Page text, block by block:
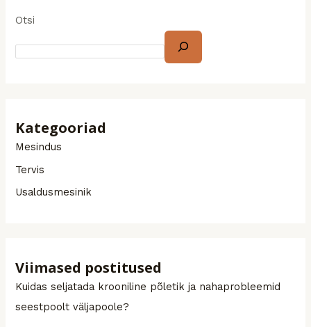
Otsi
Kategooriad
Mesindus
Tervis
Usaldusmesinik
Viimased postitused
Kuidas seljatada krooniline põletik ja nahaprobleemid
seestpoolt väljapoole?